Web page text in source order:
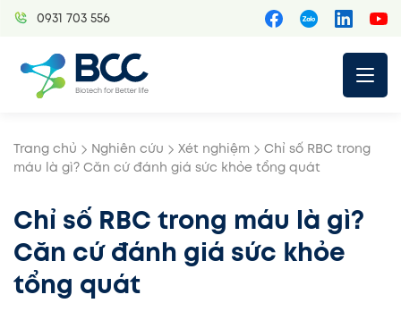
Skip
0931 703 556
Trang chủ Nghiên cứu Xét nghiệm
Chỉ số RBC trong
máu là gì? Căn cứ đánh giá sức khỏe tổng quát
Chỉ số RBC trong máu là gì?
Căn cứ đánh giá sức khỏe
tổng quát